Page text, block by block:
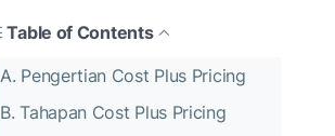
Table of Contents
A. Pengertian Cost Plus Pricing
B. Tahapan Cost Plus Pricing